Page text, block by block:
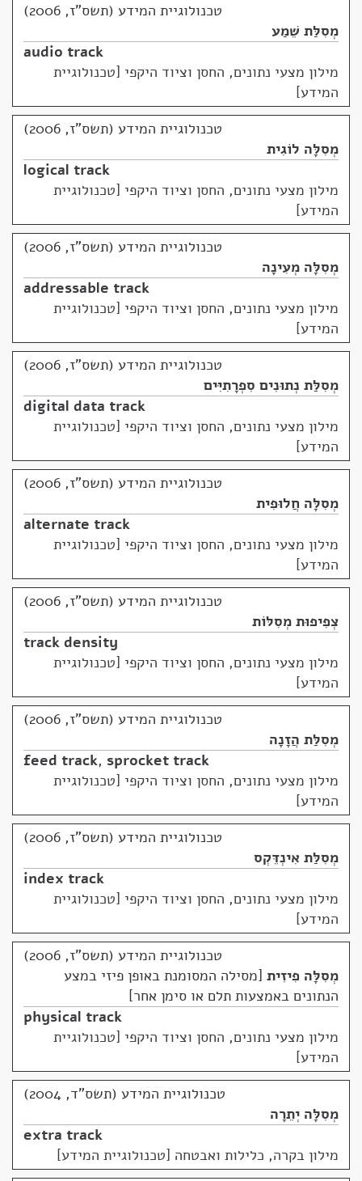
טכנולוגיית המידע (תשס"ז, 2006)
מְסִלַּת שֵׁמַע
audio track
מילון מצעי נתונים, החסן וציוד היקפי [טכנולוגיית
המידע]
טכנולוגיית המידע (תשס"ז, 2006)
מְסִלָּה לוֹגִית
logical track
מילון מצעי נתונים, החסן וציוד היקפי [טכנולוגיית
המידע]
טכנולוגיית המידע (תשס"ז, 2006)
מְסִלָּה מְעִינָה
addressable track
מילון מצעי נתונים, החסן וציוד היקפי [טכנולוגיית
המידע]
טכנולוגיית המידע (תשס"ז, 2006)
מְסִלַּת נְתוּנִים סִפְרָתִיִּים
digital data track
מילון מצעי נתונים, החסן וציוד היקפי [טכנולוגיית
המידע]
טכנולוגיית המידע (תשס"ז, 2006)
מְסִלָּה חֲלוּפִית
alternate track
מילון מצעי נתונים, החסן וציוד היקפי [טכנולוגיית
המידע]
טכנולוגיית המידע (תשס"ז, 2006)
צְפִיפוּת מְסִלּוֹת
track density
מילון מצעי נתונים, החסן וציוד היקפי [טכנולוגיית
המידע]
טכנולוגיית המידע (תשס"ז, 2006)
מְסִלַּת הֲזָנָה
feed track, sprocket track
מילון מצעי נתונים, החסן וציוד היקפי [טכנולוגיית
המידע]
טכנולוגיית המידע (תשס"ז, 2006)
מְסִלַּת אִינְדֵּקְס
index track
מילון מצעי נתונים, החסן וציוד היקפי [טכנולוגיית
המידע]
טכנולוגיית המידע (תשס"ז, 2006)
מְסִלָּה פִיזִית מסילה המסומנת באופן פיזי במצע
הנתונים באמצעות תלם או סימן אחר
physical track
מילון מצעי נתונים, החסן וציוד היקפי [טכנולוגיית
המידע]
טכנולוגיית המידע (תשס"ד, 2004)
מְסִלָּה יְתֵרָה
extra track
מילון בקרה, כלילות ואבטחה [טכנולוגיית המידע]